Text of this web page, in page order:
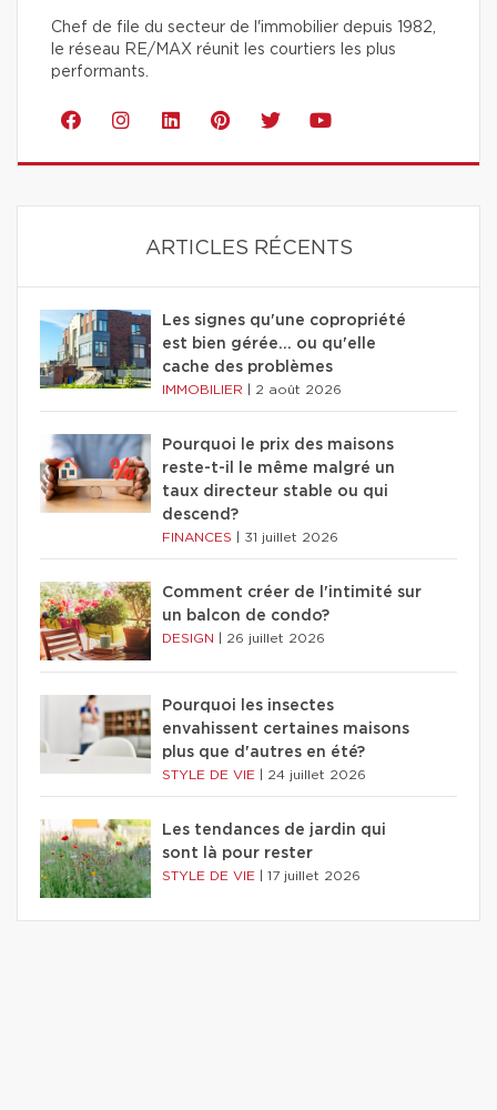
Chef de file du secteur de l'immobilier depuis 1982,
le réseau RE/MAX réunit les courtiers les plus
performants.
ARTICLES RÉCENTS
Les signes qu'une copropriété
est bien gérée… ou qu'elle
cache des problèmes
IMMOBILIER 2 août 2026
Pourquoi le prix des maisons
reste-t-il le même malgré un
taux directeur stable ou qui
descend?
FINANCES 31 juillet 2026
Comment créer de l'intimité sur
un balcon de condo?
DESIGN 26 juillet 2026
Pourquoi les insectes
envahissent certaines maisons
plus que d'autres en été?
STYLE DE VIE 24 juillet 2026
Les tendances de jardin qui
sont là pour rester
STYLE DE VIE 17 juillet 2026